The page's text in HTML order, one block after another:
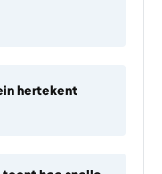
hertekent